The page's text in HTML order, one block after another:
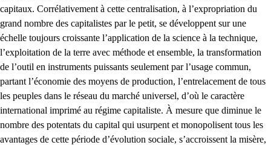
capitaux. Corrélativement à cette centralisation, à l’expropriation du
grand nombre des capitalistes par le petit, se développent sur une
échelle toujours croissante l’application de la science à la technique,
l’exploitation de la terre avec méthode et ensemble, la transformation
de l’outil en instruments puissants seulement par l’usage commun,
partant l’économie des moyens de production, l’entrelacement de tous
les peuples dans le réseau du marché universel, d’où le caractère
international imprimé au régime capitaliste. À mesure que diminue le
nombre des potentats du capital qui usurpent et monopolisent tous les
avantages de cette période d’évolution sociale, s’accroissent la misère,